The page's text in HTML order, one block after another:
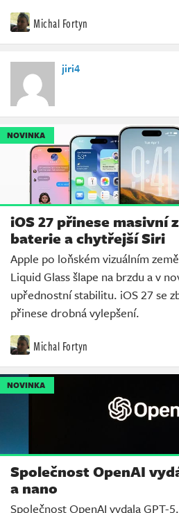
Michal Fortyn
jiri4
NOVINKA
iOS 27 přinese masivní
baterie a chytřejší Siri
Apple po loňském vizuálním
Liquid Glass šlape na brzdu a v
upřednostní stabilitu. iOS 27 se
přinese drobná vylepšení.
Michal Fortyn
NOVINKA
Společnost OpenAI
a nano
Společnost OpenAI vydala GPT-